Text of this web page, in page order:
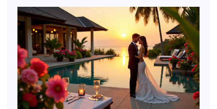
thermique
:
le
calcul
simple
pour
bien
choisir